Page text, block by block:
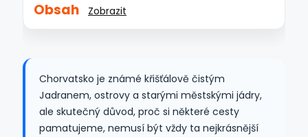
Obsah Zobrazit
Chorvatsko je známé křišťálově čistým
Jadranem, ostrovy a starými městskými jádry,
ale skutečný důvod, proč si některé cesty
pamatujeme, nemusí být vždy ta nejkrásnější